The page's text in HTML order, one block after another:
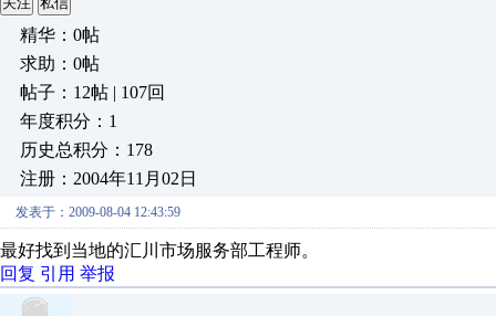
精华：0帖
求助：0帖
帖子：12帖 | 107回
年度积分：1
历史总积分：178
注册：2004年11月02日
发表于：2009-08-04 12:43:59
最好找到当地的汇川市场服务部工程师。
回复 引用 举报